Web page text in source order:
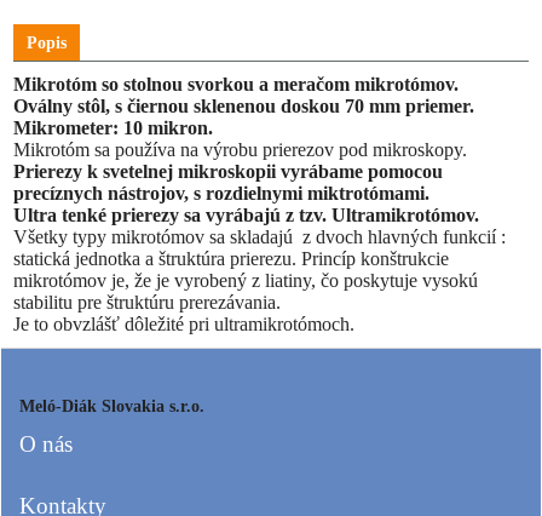
Popis
Mikrotóm so stolnou svorkou a meračom mikrotómov.
Oválny stôl, s čiernou sklenenou doskou 70 mm priemer.
Mikrometer: 10 mikron.
Mikrotóm sa používa na výrobu prierezov pod mikroskopy.
Prierezy k svetelnej mikroskopii vyrábame pomocou
precíznych nástrojov, s rozdielnymi miktrotómami.
Ultra tenké prierezy sa vyrábajú z tzv. Ultramikrotómov.
Všetky typy mikrotómov sa skladajú z dvoch hlavných funkcií :
statická jednotka a štruktúra prierezu. Princíp konštrukcie
mikrotómov je, že je vyrobený z liatiny, čo poskytuje vysokú
stabilitu pre štruktúru prerezávania.
Je to obvzlášť dôležité pri ultramikrotómoch.
Meló-Diák Slovakia s.r.o.
O nás
Kontakty